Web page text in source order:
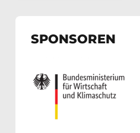
SPONSOREN